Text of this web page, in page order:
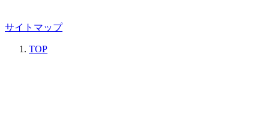
サイトマップ
TOP